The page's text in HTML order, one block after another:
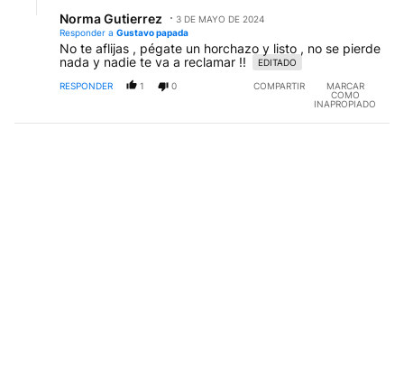
Norma Gutierrez
3 DE MAYO DE 2024
Responder a Gustavo papada
No te aflijas , pégate un horchazo y listo , no se pierde
nada y nadie te va a reclamar !!
EDITADO
RESPONDER 1 0 COMPARTIR
MARCAR
COMO
INAPROPIADO